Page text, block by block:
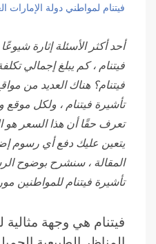
فيتنام لمواطني دولة الإمارات
أحد أكثر الأسئلة إثارة
فيتنام ، كم يبلغ إجمالي
فيتنام؟ هناك العديد من
تأشيرة فيتنام ، ولكل
تعرف حقًا أن هذا السعر هو
يتعين عليك دفع أي رسوم
المقالة ، سنشرح بوضوح
تأشيرة فيتنام للمواطنين
فيتنام هي وجهة